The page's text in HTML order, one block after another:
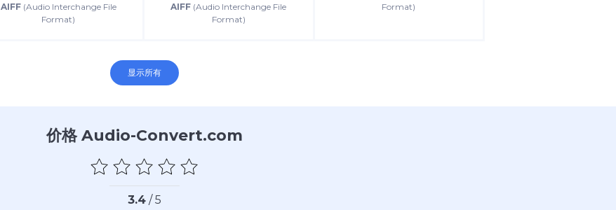
AIFF(Audio Interchange File
Format)
AIFF (Audio Interchange File
Format)
Format)
显示所有
价格 Audio-Convert.com
3.4 / 5